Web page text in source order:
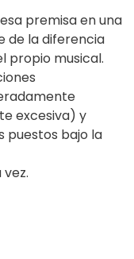
premisa en una
de la diferencia
propio musical.
excesiva) y
puestos bajo la